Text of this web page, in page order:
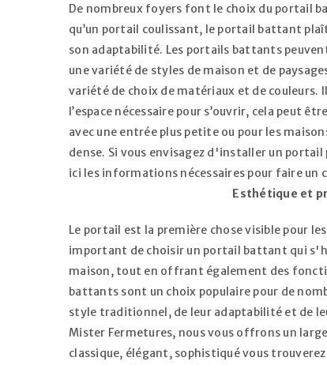
De nombreux foyers font le choix du portail
qu’un portail coulissant, le portail battant
son adaptabilité. Les portails battants
une variété de styles de maison et de
variété de choix de matériaux et de
l’espace nécessaire pour s’ouvrir, cela peut
avec une entrée plus petite ou pour les
dense. Si vous envisagez d'installer un
ici les informations nécessaires pour faire un
Esthétique et
Le portail est la première chose visible pour
important de choisir un portail battant qui
maison, tout en offrant également des
battants sont un choix populaire pour de
style traditionnel, de leur adaptabilité et de
Mister Fermetures, nous vous offrons un
classique, élégant, sophistiqué vous